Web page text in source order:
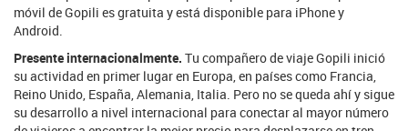
móvil de Gopili es gratuita y está disponible para iPhone y
Android.
Presente internacionalmente. Tu compañero de viaje Gopili inició
su actividad en primer lugar en Europa, en países como Francia,
Reino Unido, España, Alemania, Italia. Pero no se queda ahí y sigue
su desarrollo a nivel internacional para conectar al mayor número